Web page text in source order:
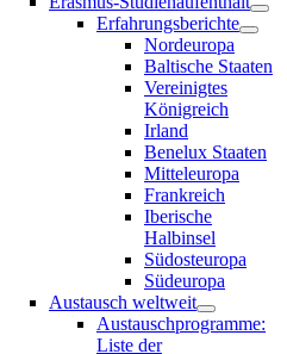
Erfahrungsberichte
Nordeuropa
Baltische Staaten
Vereinigtes
Königreich
Irland
Benelux Staaten
Mitteleuropa
Frankreich
Iberische
Halbinsel
Südosteuropa
Südeuropa
Austausch weltweit
Austauschprogramme:
Liste der